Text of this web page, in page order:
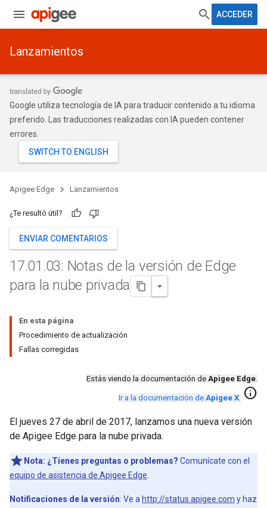
ACCEDER
Lanzamientos
Google utiliza tecnología de IA para traducir contenido a tu idioma
preferido. Las traducciones realizadas con IA pueden contener
errores.
Apigee Edge Lanzamientos
¿Te resultó útil?
ENVIAR COMENTARIOS
17.01 .03: Notas de la versión de Edge
para la nube privada
En esta página
Procedimiento de actualización
Fallas corregidas
Estás viendo la documentación de Apigee Edge.
Ir a la documentación de Apigee X. info
El jueves 27 de abril de 2017, lanzamos una nueva versión
de Apigee Edge para la nube privada.
Nota: ¿Tienes preguntas o problemas? Comunícate con el
equipo de asistencia de Apigee Edge
Notificaciones de la versión: Ve a http://status.apigee.com y haz